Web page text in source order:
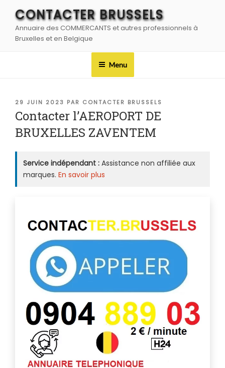
contenu
principal
CONTACTER BRUSSELS
Annuaire des COMMERCANTS et autres professionnels à
Bruxelles et en Belgique
Menu
PUBLIÉ
LE
29 JUIN 2023 PAR CONTACTER BRUSSELS
Contacter l’AEROPORT DE
BRUXELLES ZAVENTEM
Service indépendant : Assistance non affiliée aux
marques. En savoir plus